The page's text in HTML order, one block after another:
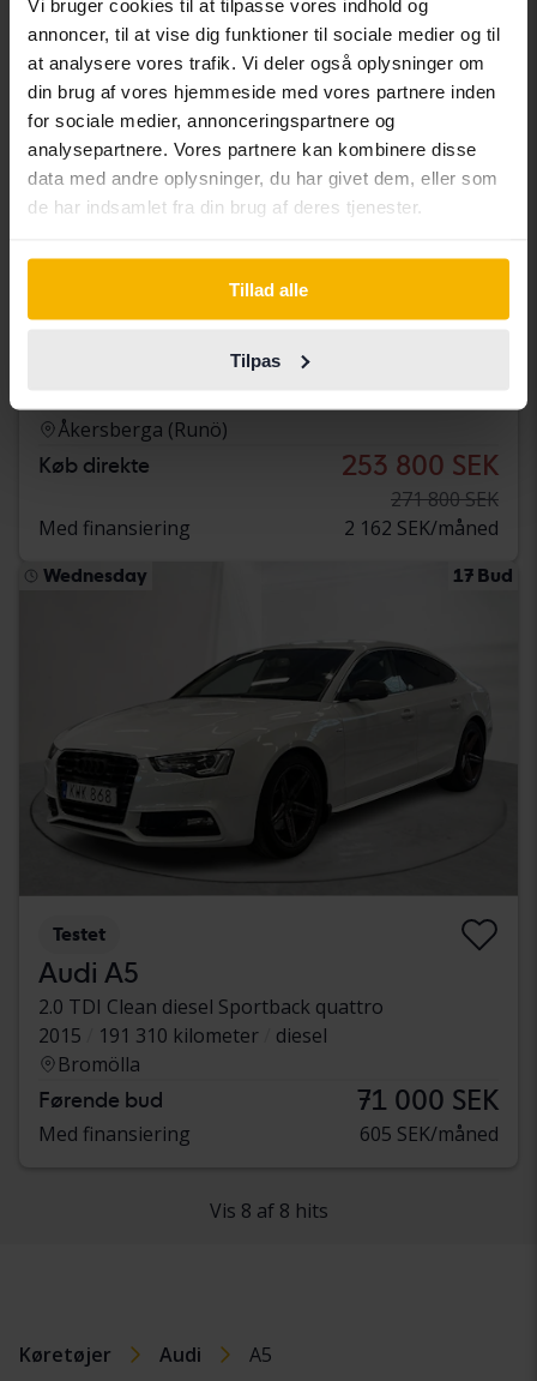
Vi bruger cookies til at tilpasse vores indhold og
annoncer, til at vise dig funktioner til sociale medier og til
at analysere vores trafik. Vi deler også oplysninger om
din brug af vores hjemmeside med vores partnere inden
for sociale medier, annonceringspartnere og
analysepartnere. Vores partnere kan kombinere disse
data med andre oplysninger, du har givet dem, eller som
de har indsamlet fra din brug af deres tjenester.
Tillad alle
Tilpas
Sportback 45 TFSI quattro
Åkersberga (Runö)
Køb direkte 253 800 SEK
271 800 SEK
Med finansiering
2 162 SEK/måned
Wednesday 17 Bud
Testet
Audi A5
2.0 TDI Clean diesel Sportback quattro
2015
191 310 kilometer
diesel
Bromölla
Førende bud 71 000 SEK
Med finansiering 605 SEK/måned
Vis 8 af 8 hits
Køretøjer Audi A5